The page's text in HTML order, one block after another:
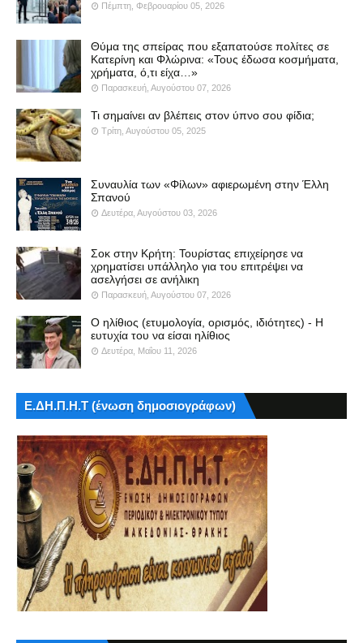
Πέμπτη, Φεβρουαρίου 05, 2026
Θύμα της σπείρας που εξαπατούσε πολίτες σε
Κατερίνη και Φλώρινα: «Τους έδωσα κοσμήματα,
χρήματα, ό,τι είχα…»
Παρασκευή, Αυγούστου 07, 2026
Τι σημαίνει αν βλέπεις στον ύπνο σου φίδια;
Τρίτη, Αυγούστου 05, 2025
Συναυλία των «Φίλων» αφιερωμένη στην Έλλη
Σπανού
Δευτέρα, Αυγούστου 03, 2026
Σοκ στην Κρήτη: Τουρίστας επιχείρησε να
χρηματίσει υπάλληλο για του επιτρέψει να
ασελγήσει σε ανήλικη
Παρασκευή, Αυγούστου 07, 2026
Ο ηλίθιος (ετυμολογία, ορισμός, ιδιότητες) - Η
ευτυχία του να είσαι ηλίθιος
Δευτέρα, Μαΐου 11, 2026
Ε.ΔΗ.Π.Η.Τ (ένωση δημοσιογράφων)